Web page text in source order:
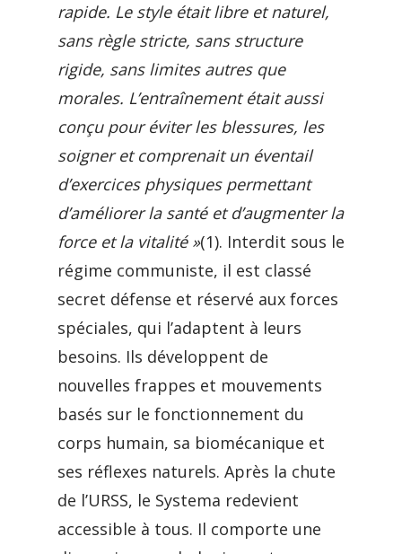
rapide. Le style était libre et naturel,
sans règle stricte, sans structure
rigide, sans limites autres que
morales. L’entraînement était aussi
conçu pour éviter les blessures, les
soigner et comprenait un éventail
d’exercices physiques permettant
d’améliorer la santé et d’augmenter la
force et la vitalité »(1). Interdit sous le
régime communiste, il est classé
secret défense et réservé aux forces
spéciales, qui l’adaptent à leurs
besoins. Ils développent de
nouvelles frappes et mouvements
basés sur le fonctionnement du
corps humain, sa biomécanique et
ses réflexes naturels. Après la chute
de l’URSS, le Systema redevient
accessible à tous. Il comporte une